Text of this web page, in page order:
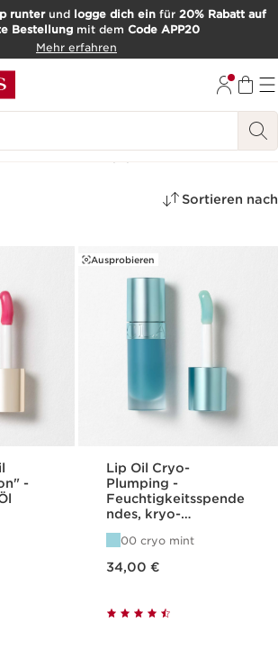
runterund logge dich ein für 20% Rabatt auf
Bestellungmit dem Code APP20
Mehr erfahren
(3)
Sortieren nach
-
Ausprobieren
Lip Oil Cryo-
Plumping -
Feuchtigkeitsspende
ndes, kryo-
Lippenpflege-Öl
00 cryo mint
34,00 €